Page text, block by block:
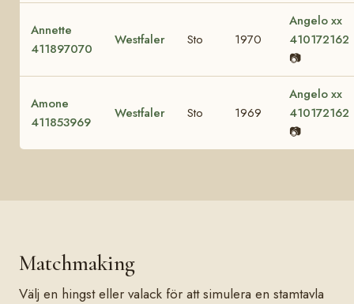
Annette
411897070
Westfaler Sto 1970
Angelo xx
410172162
📷
Amone
411853969
Westfaler Sto 1969
Angelo xx
410172162
📷
Matchmaking
Välj en hingst eller valack för att simulera en stamtavla